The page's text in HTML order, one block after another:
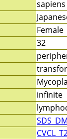
sapiens
Female
32
infinite